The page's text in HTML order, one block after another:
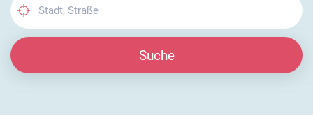
Suche